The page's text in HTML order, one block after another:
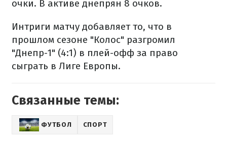
очки. В активе днепрян 8 очков.
Интриги матчу добавляет то, что в
прошлом сезоне "Колос" разгромил
"Днепр-1" (4:1) в плей-офф за право
сыграть в Лиге Европы.
Связанные темы:
ФУТБОЛ СПОРТ